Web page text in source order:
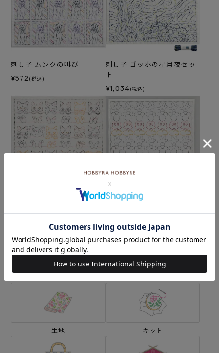
刺し子 ムンクの叫び
¥572 (税込)
刺し子 ゴッホの星月夜セッ
ト
¥1,034 (税込)
【8/10予約】刺し子 くつろ 刺し子 Line up Mickeyセッ
¥2,024 (税込)
カテゴリーから探す
生地 キット